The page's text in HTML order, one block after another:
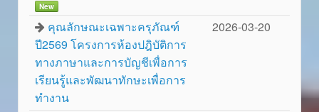
New
คุณลักษณะเฉพาะครุภัณฑ์
ปี2569 โครงการห้องปฎิบัติการ
ทางภาษาและการบัญชีเพื่อการ
เรียนรู้และพัฒนาทักษะเพื่อการ
ทำงาน
2026-03-20